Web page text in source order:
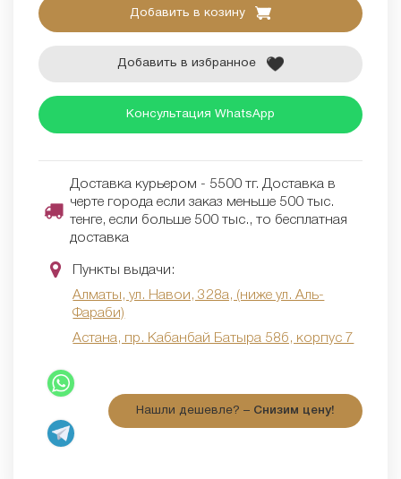
Добавить в козину
Добавить в избранное
Консультация WhatsApp
Доставка курьером - 5500 тг. Доставка в
черте города если заказ меньше 500 тыс.
тенге, если больше 500 тыс., то бесплатная
доставка
Пункты выдачи:
Алматы, ул. Навои, 328а, (ниже ул. Аль-
Фараби)
Астана, пр. Кабанбай Батыра 58б, корпус 7
Нашли дешевле? – Снизим цену!